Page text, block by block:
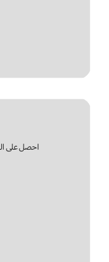
احصل على